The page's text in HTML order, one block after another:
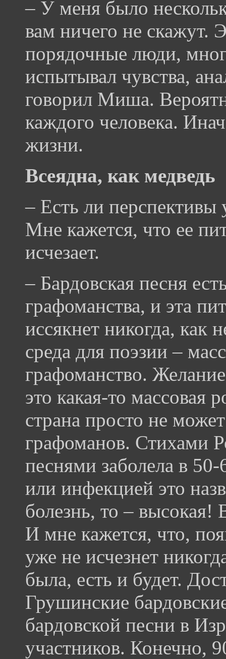
– У меня было
вам ничего не скажут.
порядочные люди,
испытывал чувства,
говорил Миша.
каждого человека.
жизни.
Всеядна, как медведь
– Есть ли перспективы
Мне кажется, что ее
исчезает.
– Бардовская песня
графоманства, и эта
иссякнет никогда, как
среда для поэзии –
графоманство.
это какая-то массовая
страна просто не
графоманов. Стихами
песнями заболела в
или инфекцией это
болезнь, то – высокая!
И мне кажется, что,
уже не исчезнет
была, есть и будет.
Грушинские
бардовской песни в
участников. Конечно,